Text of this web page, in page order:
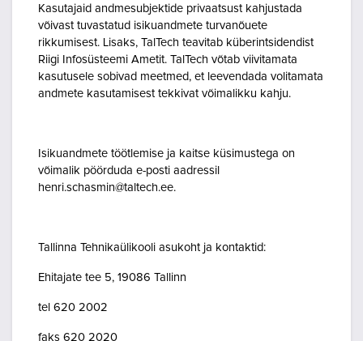
Kasutajaid andmesubjektide privaatsust kahjustada
võivast tuvastatud isikuandmete turvanõuete
rikkumisest. Lisaks, TalTech teavitab küberintsidendist
Riigi Infosüsteemi Ametit. TalTech võtab viivitamata
kasutusele sobivad meetmed, et leevendada volitamata
andmete kasutamisest tekkivat võimalikku kahju.
Isikuandmete töötlemise ja kaitse küsimustega on
võimalik pöörduda e-posti aadressil
henri.schasmin@taltech.ee.
Tallinna Tehnikaülikooli asukoht ja kontaktid:
Ehitajate tee 5, 19086 Tallinn
tel 620 2002
faks 620 2020